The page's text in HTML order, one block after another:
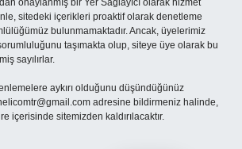
onaylanmış bir Yer Sağlayıcı olarak hizmet
sitedeki içerikleri proaktif olarak denetleme
bulunmamaktadır. Ancak, üyelerimiz
taşımakta olup, siteye üye olarak bu
sayılırlar.
aykırı olduğunu düşündüğünüz
adresine bildirmeniz halinde,
içerisinde sitemizden kaldırılacaktır.